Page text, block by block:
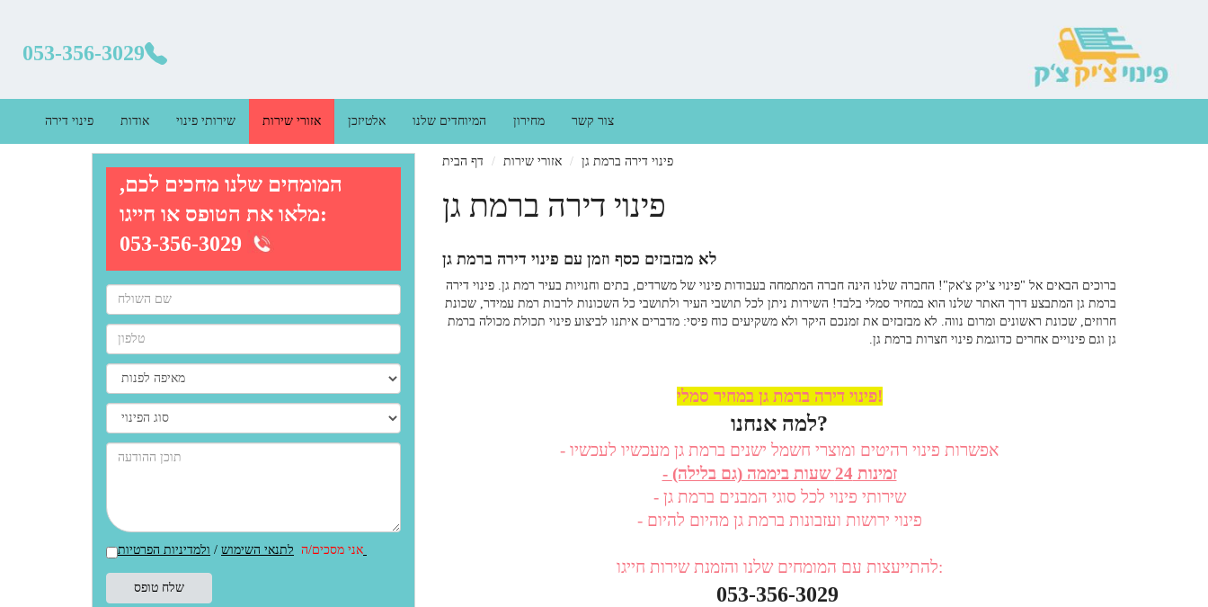
053-356-3029
פינוי דירה אודות שירותי פינוי אזורי שירות אלטיזכן המיוחדים שלנו מחירון צור קשר
המומחים שלנו מחכים לכם,
מלאו את הטופס או חייגו:
053-356-3029
אני מסכים/ה לתנאי השימוש /
דף הבית אזורי שירות פינוי דירה ברמת גן
פינוי דירה ברמת גן
לא מבזבזים כסף וזמן עם פינוי דירה ברמת גן
ברוכים הבאים אל "פינוי צ'יק צ'אק"! החברה שלנו הינה חברה המתמחה בעבודות פינוי של משרדים, בתים וחנויות בעיר רמת גן. פינוי דירה
ברמת גן המתבצע דרך האתר שלנו הוא במחיר סמלי בלבד! השירות ניתן לכל תושבי העיר ולתושבי כל השכונות לרבות רמת עמידר, שכונת
חרוזים, שכונת ראשונים ומרום נווה. לא מבזבזים את זמנכם היקר ולא משקיעים כוח פיסי: מדברים איתנו לביצוע פינוי תכולת מכולה ברמת
גן וגם פינויים אחרים כדוגמת פינוי חצרות ברמת גן.
פינוי דירה ברמת גן במחיר סמלי!
למה אנחנו?
- אפשרות פינוי רהיטים ומוצרי חשמל ישנים ברמת גן מעכשיו לעכשיו
- זמינות 24 שעות ביממה (גם בלילה)
- שירותי פינוי לכל סוגי המבנים ברמת גן
- פינוי ירושות ועזבונות ברמת גן מהיום להיום
להתייעצות עם המומחים שלנו והזמנת שירות חייגו:
053-356-3029